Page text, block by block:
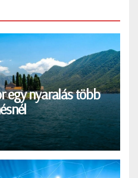
egy nyaralás több